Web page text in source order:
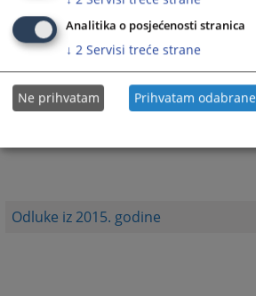
Odluke iz 2015. godine
Analitika o posjećenosti stranica
↓ 2 Servisi treće strane
Ne prihvatam Prihvatam odabrane